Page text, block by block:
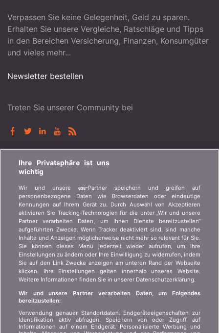
Verpassen Sie keine Gelegenheit, Geld zu sparen.
Erhalten Sie unsere Vergleiche, Ratschläge und Tipps
in den Bereichen Versicherung, Finanzen, Konsumgüter
und vieles mehr...
Newsletter bestellen
Treten Sie unserer Community bei
BONUS.CH
Wer ist bonus.ch? Wie funktionieren die Vergleiche?
Presseanfragen, Partnerschaften, Werbung...
Wer sind wir?
Kontakt
Werbung
Beitritt / Partnerschaft
Presse
Kundeninformation Art.
45 VAG
Datenschutz der
Privatsphäre
Rechtliche Informationen
SPRACHE
Ihre Privatsphäre ist uns
wichtig
Wir und unsere638-Partner speichern und greifen auf
personenbezogene Daten wie Browserdaten oder eindeutige
Kennungen auf Ihrem Gerät zu. Durch Auswahl von Akzeptieren
aktivieren Sie Tracking-Technologien für die unter „Wir und unsere
Partner verarbeiten Daten, um Ihnen Dienste bereitzustellen“
aufgeführten Zwecke. Wenn Tracker deaktiviert sind, sind manche
Inhalte und Anzeigen möglicherweise nicht mehr so relevant für Sie.
Sie können dieses Menü jederzeit wieder aufrufen, um Ihre
Einstellungen zu ändern oder Ihre Einwilligung zu widerrufen, indem
Sie auf den Link Zwecke anzeigen am unteren Rand der Webseite
klicken. Ihre Einstellungen gelten innerhalb unseres Website.
Weitere Informationen finden Sie in unserer Datenschutzerklärung.
Wir und unsere Partner verarbeiten Daten, um Folgendes
bereitzustellen:
Verwendung genauer Standortdaten. Endgeräteeigenschaften zur
Identifikation aktiv abfragen. Speichern von oder Zugriff auf
Informationen auf einem Endgerät. Personalisierte Werbung und